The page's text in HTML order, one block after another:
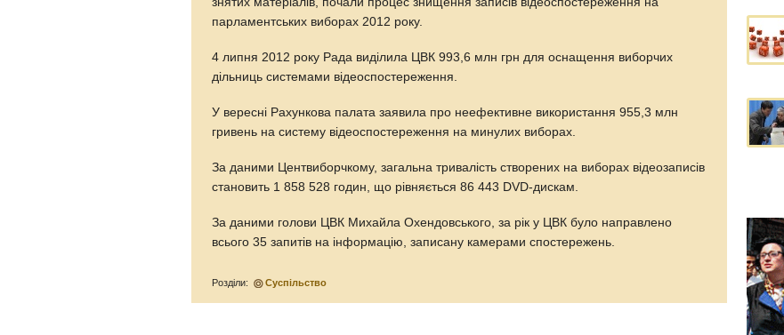
парламентських виборах 2012 року.
4 липня 2012 року Рада виділила ЦВК 993,6 млн грн для оснащення виборчих
дільниць системами відеоспостереження.
У вересні Рахункова палата заявила про неефективне використання 955,3 млн
гривень на систему відеоспостереження на минулих виборах.
За даними Центвиборчкому, загальна тривалість створених на виборах відеозаписів
становить 1 858 528 годин, що рівняється 86 443 DVD-дискам.
За даними голови ЦВК Михайла Охендовського, за рік у ЦВК було направлено
всього 35 запитів на інформацію, записану камерами спостережень.
Розділи: Суспільство